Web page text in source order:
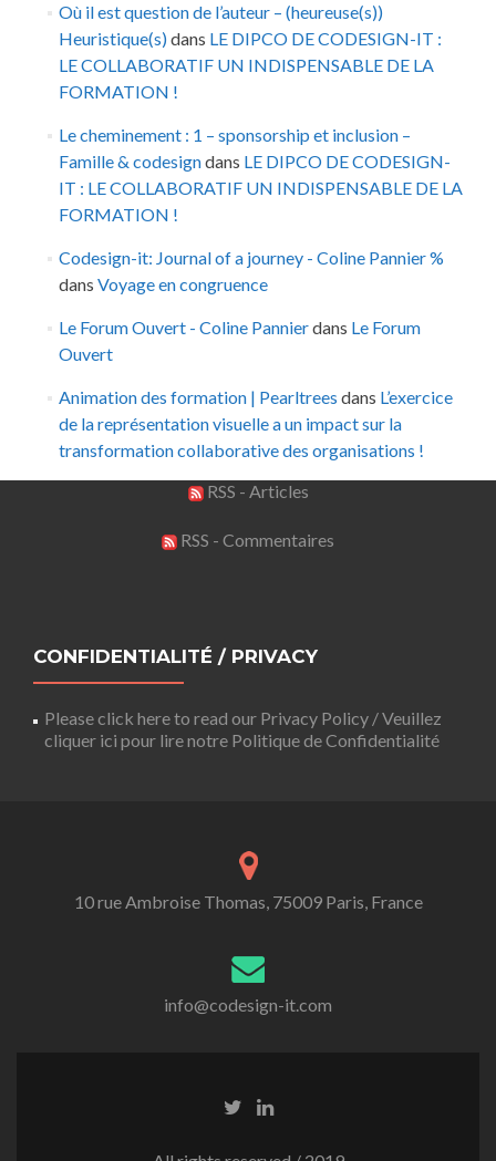
Où il est question de l’auteur – (heureuse(s))
Heuristique(s)dans LE DIPCO DE CODESIGN-IT :
LE COLLABORATIF UN INDISPENSABLE DE LA
FORMATION !
Le cheminement : 1 – sponsorship et inclusion –
Famille & codesigndans LE DIPCO DE CODESIGN-
IT : LE COLLABORATIF UN INDISPENSABLE DE LA
FORMATION !
Codesign-it: Journal of a journey - Coline Pannier %
dans Voyage en congruence
Le Forum Ouvert - Coline Pannierdans Le Forum
Ouvert
Animation des formation | Pearltrees dans L’exercice
de la représentation visuelle a un impact sur la
transformation collaborative des organisations !
RSS - Articles
RSS - Commentaires
CONFIDENTIALITÉ / PRIVACY
Please click here to read our Privacy Policy / Veuillez
cliquer ici pour lire notre Politique de Confidentialité
10 rue Ambroise Thomas, 75009 Paris, France
info@codesign-it.com